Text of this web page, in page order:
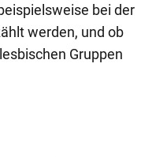
bei der
werden, und ob
Gruppen